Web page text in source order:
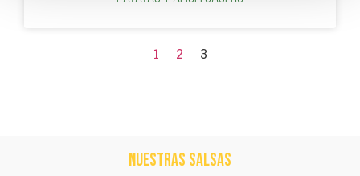
1 2 3
NUESTRAS SALSAS